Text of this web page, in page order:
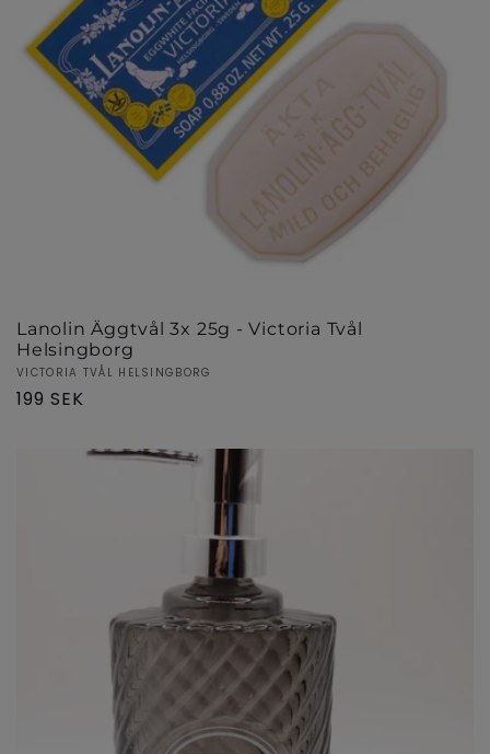
Lanolin Äggtvål 3x 25g - Victoria Tvål
Helsingborg
Säljare:
VICTORIA TVÅL HELSINGBORG
Ordinarie
199 SEK